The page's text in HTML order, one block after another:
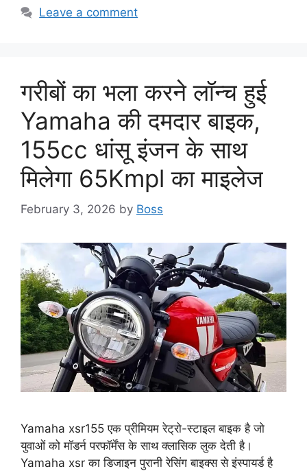
Leave a comment
गरीबों का भला करने लॉन्च हुई
Yamaha की दमदार बाइक,
155cc धांसू इंजन के साथ
मिलेगा 65Kmpl का माइलेज
February 3, 2026 by Boss
Yamaha xsr155 एक प्रीमियम रेट्रो-स्टाइल बाइक है जो
युवाओं को मॉडर्न परफॉर्मेंस के साथ क्लासिक लुक देती है।
Yamaha xsr का डिजाइन पुरानी रेसिंग बाइक्स से इंस्पायर्ड है